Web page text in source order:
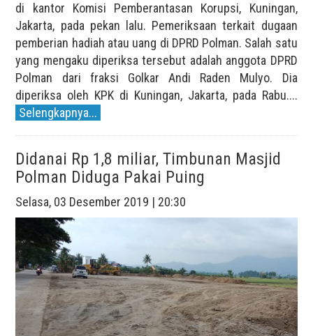
di kantor Komisi Pemberantasan Korupsi, Kuningan,
Jakarta, pada pekan lalu. Pemeriksaan terkait dugaan
pemberian hadiah atau uang di DPRD Polman. Salah satu
yang mengaku diperiksa tersebut adalah anggota DPRD
Polman dari fraksi Golkar Andi Raden Mulyo. Dia
diperiksa oleh KPK di Kuningan, Jakarta, pada Rabu....
Selengkapnya...
Didanai Rp 1,8 miliar, Timbunan Masjid
Polman Diduga Pakai Puing
Selasa, 03 Desember 2019 | 20:30